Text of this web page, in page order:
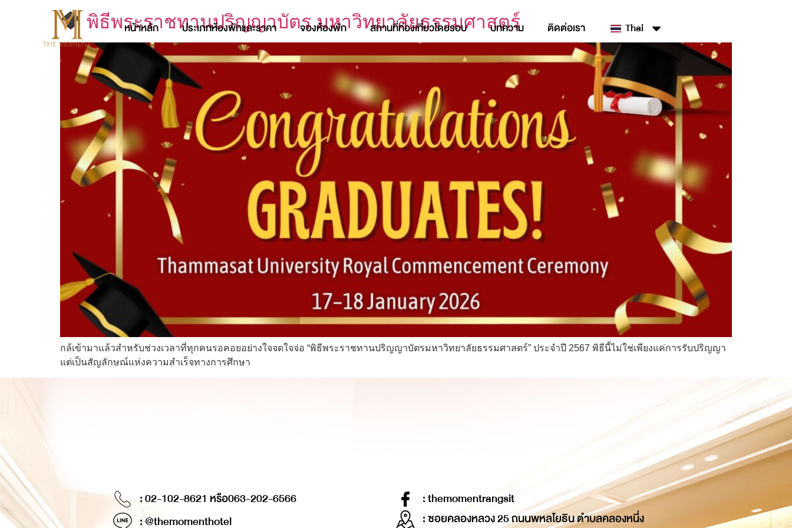
หน้าหลัก ประเภทห้องพักและราคา จองห้องพัก สถานที่ท่องเที่ยวโดยรอบ บทความ ติดต่อเรา Thai
พิธีพระราชทานปริญญาบัตร มหาวิทยาลัยธรรมศาสตร์
กล้เข้ามาแล้วสำหรับช่วงเวลาที่ทุกคนรอคอยอย่างใจจดใจจ่อ “พิธีพระราชทานปริญญาบัตรมหาวิทยาลัยธรรมศาสตร์” ประจำปี 2567 พิธีนี้ไม่ใช่เพียงแค่การรับปริญญา
แต่เป็นสัญลักษณ์แห่งความสำเร็จทางการศึกษา
: 02-102-8621 หรือ063-202-6566
: @themomenthotel
: themomentrangsit
: ซอยคลองหลวง 25 ถนนพหลโยธิน ตำบลคลองหนึ่ง